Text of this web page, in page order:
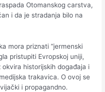
Otomanskog carstva,
i da je stradanja bilo na
mora priznati “jermenski
pristupiti Evropskoj uniji,
historijskih događaja i
trakavica. O ovoj se
i propagandno.